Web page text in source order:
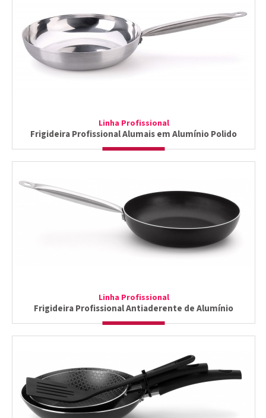
Linha Profissional
Frigideira Profissional Alumais em Alumínio Polido
Linha Profissional
Frigideira Profissional Antiaderente de Alumínio